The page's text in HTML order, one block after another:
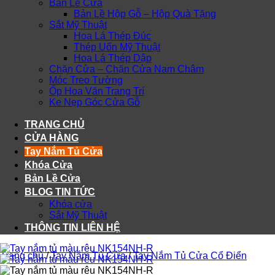
Bản Lề Cửa
Bản Lề Hộp Gỗ – Hộp Quà Tặng
Sắt Mỹ Thuật
Hoa Lá Thép Đúc
Thép Uốn Mỹ Thuật
Hoa Lá Thép Dập
Chặn Cửa – Chặn Cửa Nam Châm
Móc Treo Tường
Ốp Hoa Văn Trang Trí
Ke Nẹp Góc Cửa Gỗ
TRANG CHỦ
CỬA HÀNG
Tay Nắm Tủ Cửa
Khóa Cửa
Bản Lề Cửa
BLOG TIN TỨC
Khóa cửa
Sắt Mỹ Thuật
THÔNG TIN LIÊN HỆ
Trang chủ / Tay Nắm Tủ Cửa / Tay Nắm Tủ Cửa Cổ Điển